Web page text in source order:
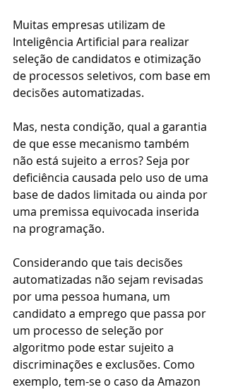
Muitas empresas utilizam de
Inteligência Artificial para realizar
seleção de candidatos e otimização
de processos seletivos, com base em
decisões automatizadas.
Mas, nesta condição, qual a garantia
de que esse mecanismo também
não está sujeito a erros? Seja por
deficiência causada pelo uso de uma
base de dados limitada ou ainda por
uma premissa equivocada inserida
na programação.
Considerando que tais decisões
automatizadas não sejam revisadas
por uma pessoa humana, um
candidato a emprego que passa por
um processo de seleção por
algoritmo pode estar sujeito a
discriminações e exclusões. Como
exemplo, tem-se o caso da Amazon